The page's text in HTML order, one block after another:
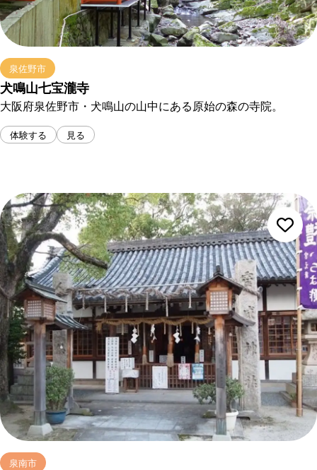
泉佐野市
犬鳴山七宝瀧寺
大阪府泉佐野市・犬鳴山の山中にある原始の森の寺院。
体験する 見る
泉南市